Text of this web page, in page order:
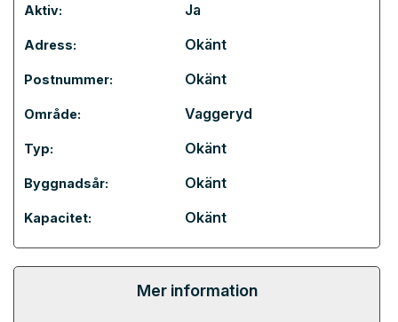
Aktiv: Ja
Adress: Okänt
Postnummer: Okänt
Område: Vaggeryd
Typ: Okänt
Byggnadsår: Okänt
Kapacitet: Okänt
Mer information